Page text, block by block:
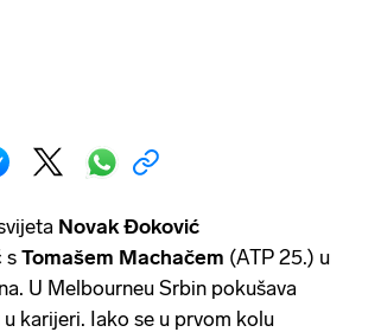
Novak Đoković
sTomašem Machačem (ATP 25.) u
U Melbourneu Srbin pokušava
karijeri. Iako se u prvom kolu